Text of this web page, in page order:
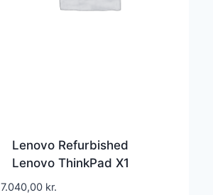
Lenovo Refurbished
Lenovo ThinkPad X1
Carbon (9th Gen) – 14″ –
7.040,00 kr.